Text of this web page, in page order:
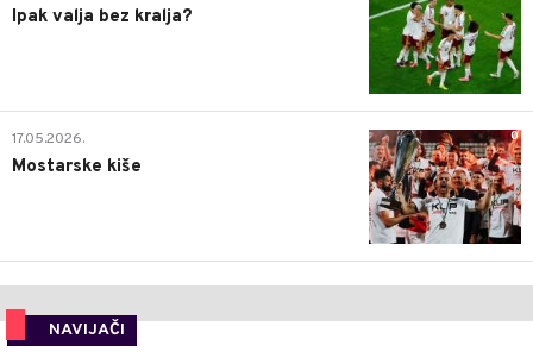
Ipak valja bez kralja?
0
17.05.2026.
Mostarske kiše
NAVIJAČI